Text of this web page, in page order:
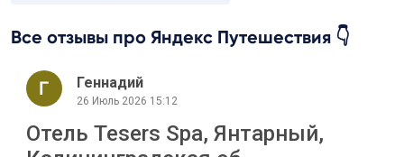
Все отзывы про Яндекс Путешествия 👇
Геннадий
26 Июль 2026 15:12
Отель Tesers Spa, Янтарный,